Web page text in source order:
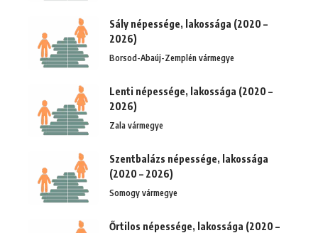
Sály népessége, lakossága (2020 –
2026)
Borsod-Abaúj-Zemplén vármegye
Lenti népessége, lakossága (2020 –
2026)
Zala vármegye
Szentbalázs népessége, lakossága
(2020 – 2026)
Somogy vármegye
Őrtilos népessége, lakossága (2020 –